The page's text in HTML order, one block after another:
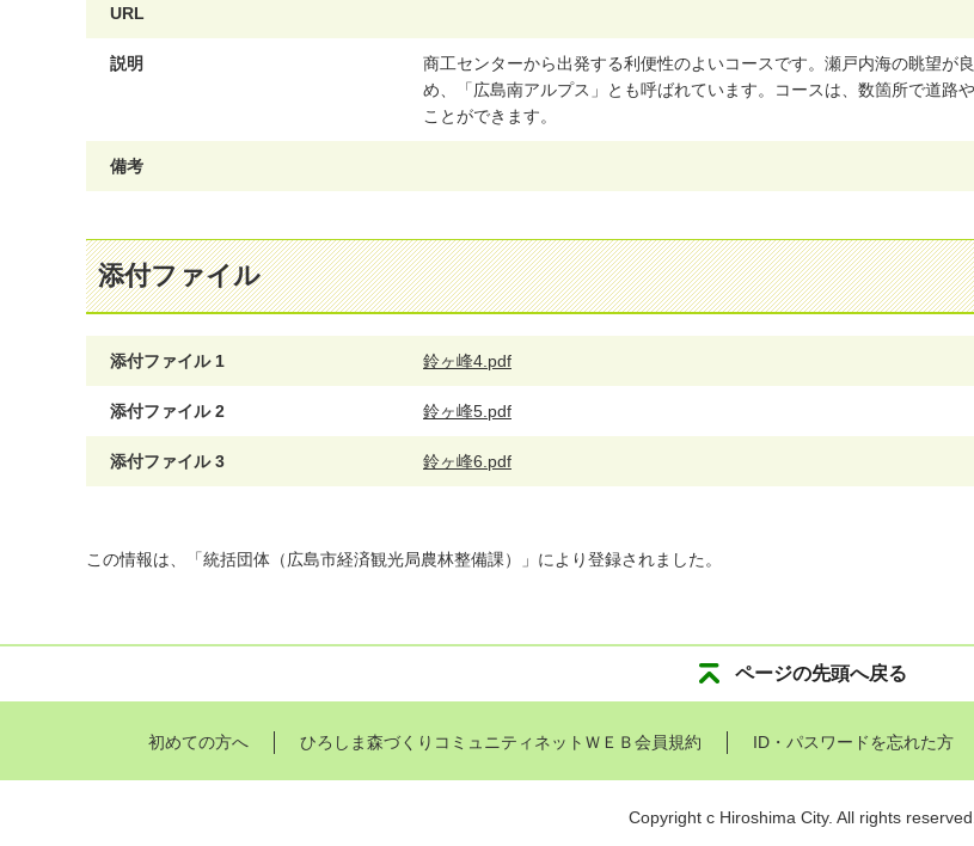
URL
説明 商工センターから出発する利 便性のよ いコースです。 瀬戸内海の眺望が良
め
「広島南アルプス 」 と も呼ばれています。 コースは 数箇所で道路や
こ とができ ます。
備考
添付ファイル
添付ファイル 1 鈴ヶ峰4.pdf
添付ファイル 2 鈴ヶ峰5.pdf
添付ファイル 3 鈴ヶ峰6.pdf
この情報は、「統括団体（広島市経済観光局農林整備課）」により登録されました。
ページの先頭へ戻る
初めての方へ ひろしま森づくりコミュニティネットＷＥＢ会員規約 ID・パスワードを忘れた方
Copyright c Hiroshima City. All rights